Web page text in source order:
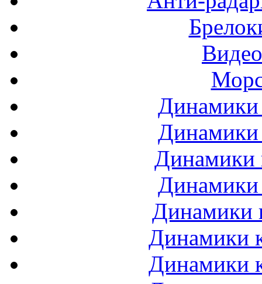
Динамики
Динамики
Динамики
Динамики
Динамики
Динамики
Динамики